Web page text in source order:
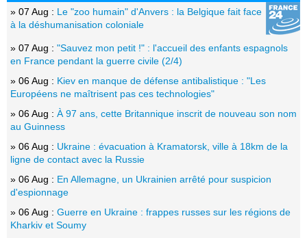
» 07 Aug : Le "zoo humain" d'Anvers : la Belgique fait face
à la déshumanisation coloniale
» 07 Aug : "Sauvez mon petit !" : l'accueil des enfants espagnols
en France pendant la guerre civile (2/4)
» 06 Aug : Kiev en manque de défense antibalistique : "Les
Européens ne maîtrisent pas ces technologies"
» 06 Aug : À 97 ans, cette Britannique inscrit de nouveau son nom
au Guinness
» 06 Aug : Ukraine : évacuation à Kramatorsk, ville à 18km de la
ligne de contact avec la Russie
» 06 Aug : En Allemagne, un Ukrainien arrêté pour suspicion
d'espionnage
» 06 Aug : Guerre en Ukraine : frappes russes sur les régions de
Kharkiv et Soumy